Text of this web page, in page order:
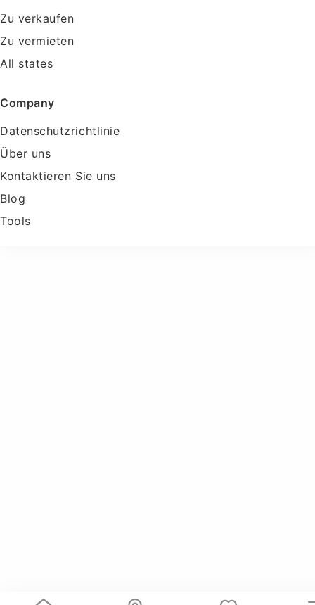
Zu verkaufen
Zu vermieten
All states
Company
Datenschutzrichtlinie
Über uns
Kontaktieren Sie uns
Blog
Tools